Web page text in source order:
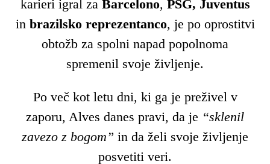
karieri igral za Barcelono, PSG, Juventus
in brazilsko reprezentanco, je po oprostitvi
obtožb za spolni napad popolnoma
spremenil svoje življenje.
Po več kot letu dni, ki ga je preživel v
zaporu, Alves danes pravi, da je “sklenil
zavezo z bogom” in da želi svoje življenje
posvetiti veri.